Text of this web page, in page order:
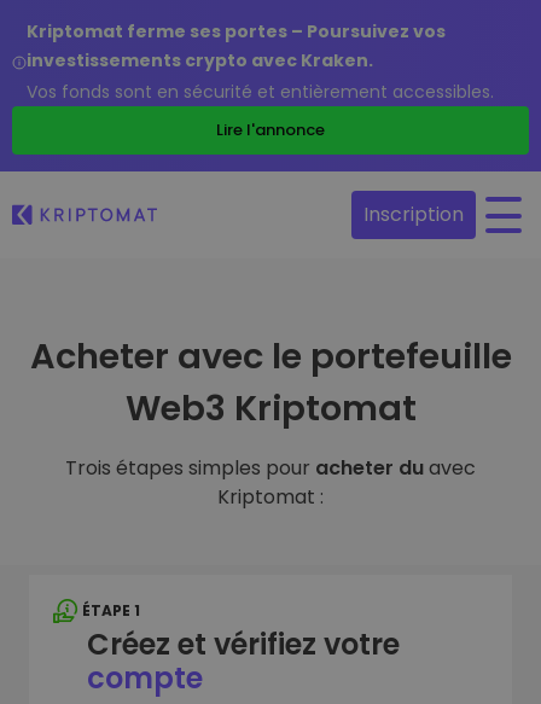
Kriptomat ferme ses portes – Poursuivez vos
investissements crypto avec Kraken.
Vos fonds sont en sécurité et entièrement accessibles.
Lire l'annonce
Inscription
Acheter avec le portefeuille
Web3 Kriptomat
Trois étapes simples pour acheter duavec
Kriptomat :
ÉTAPE 1
Créez et vérifiez votre
compte